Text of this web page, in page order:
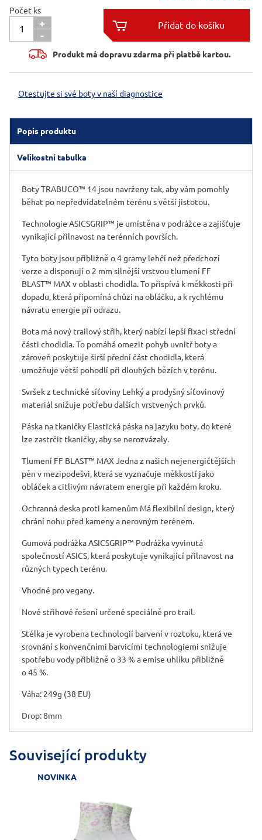
Počet ks
+
-


Produkt má dopravu zdarma při platbě kartou.
Otestujte si své boty v naší diagnostice
Popis produktu
Velikostní tabulka
Boty TRABUCO™ 14 jsou navrženy tak, aby vám pomohly
běhat po nepředvídatelném terénu s větší jistotou.
Technologie ASICSGRIP™ je umístěna v podrážce a zajišťuje
vynikající přilnavost na terénních površích. ​
Tyto boty jsou přibližně o 4 gramy lehčí než předchozí
verze a disponují o 2 mm silnější vrstvou tlumení FF
BLAST™ MAX v oblasti chodidla. To přispívá k měkkosti při
dopadu, která připomíná chůzi na obláčku, a k rychlému
návratu energie při odrazu.
Bota má nový trailový střih, který nabízí lepší fixaci střední
části chodidla. To pomáhá omezit pohyb uvnitř boty a
zároveň poskytuje širší přední část chodidla, která
umožňuje větší pohodlí při dlouhých bězích v terénu.
Svršek z technické síťoviny Lehký a prodyšný síťovinový
materiál snižuje potřebu dalších vrstvených prvků.
Páska na tkaničky Elastická páska na jazyku boty, do které
lze zastrčit tkaničky, aby se nerozvázaly.
Tlumení FF BLAST™ MAX Jedna z našich nejenergičtějších
pěn v mezipodešvi, která se vyznačuje měkkostí jako
obláček a citlivým návratem energie při každém kroku.
Ochranná deska proti kamenům Má flexibilní design, který
chrání nohu před kameny a nerovným terénem.
Gumová podrážka ASICSGRIP™ Podrážka vyvinutá
společností ASICS, která poskytuje vynikající přilnavost na
různých typech terénu.
Vhodné pro vegany.
Nové střihové řešení určené speciálně pro trail.
Stélka je vyrobena technologií barvení v roztoku, která ve
srovnání s konvenčními barvicími technologiemi snižuje
spotřebu vody přibližně o 33 % a emise uhlíku přibližně
o 45 %.
Váha: 249g (38 EU)
Drop: 8mm
Související produkty
NOVINKA